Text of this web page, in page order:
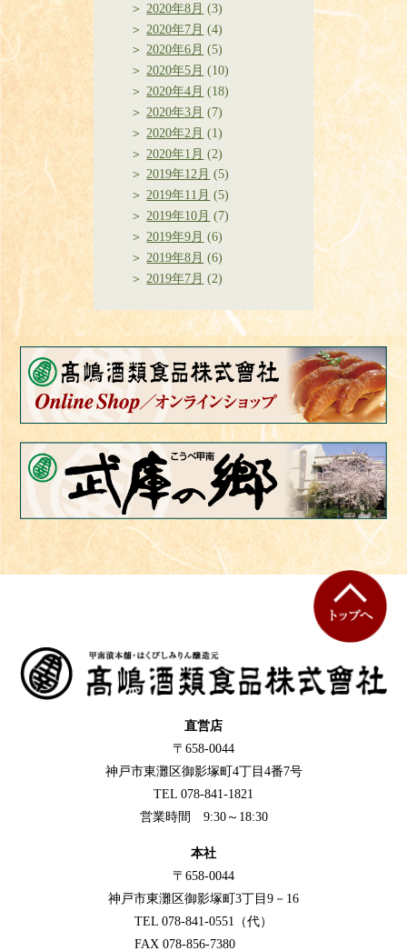
2020年8月 (3)
2020年7月 (4)
2020年6月 (5)
2020年5月 (10)
2020年4月 (18)
2020年3月 (7)
2020年2月 (1)
2020年1月 (2)
2019年12月 (5)
2019年11月 (5)
2019年10月 (7)
2019年9月 (6)
2019年8月 (6)
2019年7月 (2)
直営店
〒658-0044
神戸市東灘区御影塚町4丁目4番7号
TEL 078-841-1821
営業時間 9:30～18:30
本社
〒658-0044
神戸市東灘区御影塚町3丁目9－16
TEL 078-841-0551（代）
FAX 078-856-7380